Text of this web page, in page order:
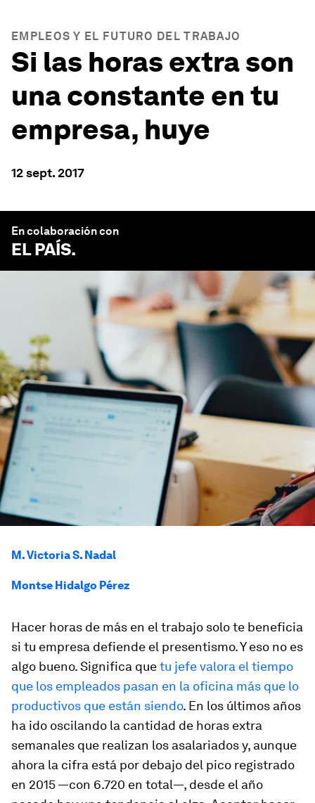
EMPLEOS Y EL FUTURO DEL TRABAJO
Si las horas extra son
una constante en tu
empresa, huye
12 sept. 2017
En colaboración con
EL PAÍS.
M. Victoria S. Nadal
Montse Hidalgo Pérez
Hacer horas de más en el trabajo solo te beneficia
si tu empresa defiende el presentismo. Y eso no es
algo bueno. Significa quetu jefe valora el tiempo
que los empleados pasan en la oficina más que lo
productivos que están siendo. En los últimos años
ha ido oscilando la cantidad de horas extra
semanales que realizan los asalariados y, aunque
ahora la cifra está por debajo del pico registrado
en 2015 —con 6.720 en total—, desde el año